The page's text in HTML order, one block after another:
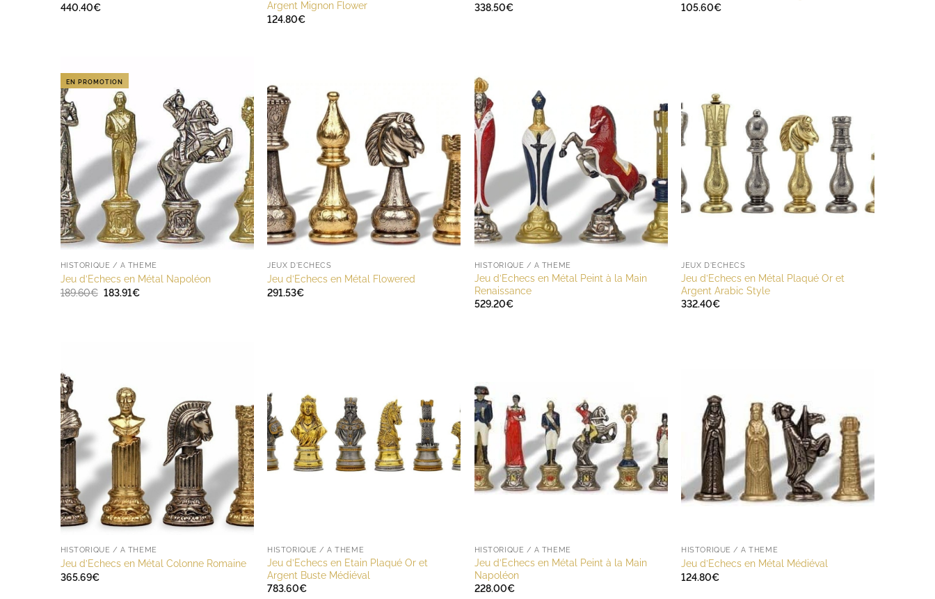
440.40€
Argent Mignon Flower
124.80€
338.50€
105.60€
EN PROMOTION
HISTORIQUE / A THÈME
Jeu d’Echecs en Métal Napoléon
189.60€ Le
183.91€Le
JEUX D'ECHECS
Jeu d’Echecs en Métal Flowered
291.53€
HISTORIQUE / A THÈME
Jeu d’Echecs en Métal Peint à la Main
Renaissance
529.20€
JEUX D'ECHECS
Jeu d’Echecs en Métal Plaqué Or et
Argent Arabic Style
332.40€
HISTORIQUE / A THÈME
Jeu d’Echecs en Métal Colonne Romaine
365.69€
HISTORIQUE / A THÈME
Jeu d’Echecs en Etain Plaqué Or et
Argent Buste Médiéval
783.60€
HISTORIQUE / A THÈME
Jeu d’Echecs en Métal Peint à la Main
Napoléon
228.00€
HISTORIQUE / A THÈME
Jeu d’Echecs en Métal Médiéval
124.80€